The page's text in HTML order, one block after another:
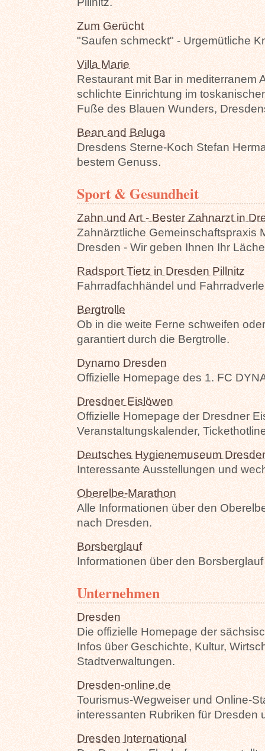
Zum Gerücht
"Saufen schmeckt" - Urgemütliche
Villa Marie
Restaurant mit Bar in mediterranem
schlichte Einrichtung im
Fuße des Blauen Wunders,
Bean and Beluga
Dresdens Sterne-Koch Stefan
bestem Genuss.
Sport & Gesundheit
Zahn und Art - Bester Zahnarzt in
Zahnärztliche Gemeinschaftspraxis
Dresden - Wir geben Ihnen Ihr
Radsport Tietz in Dresden Pillnitz
Fahrradfachhändel und
Bergtrolle
Ob in die weite Ferne schweifen
garantiert durch die Bergtrolle.
Dynamo Dresden
Offizielle Homepage des 1. FC
Dresdner Eislöwen
Offizielle Homepage der Dresdner
Veranstaltungskalender,
Deutsches Hygienemuseum
Interessante Ausstellungen und
Oberelbe-Marathon
Alle Informationen über den
nach Dresden.
Borsberglauf
Informationen über den
Unternehmen
Dresden
Die offizielle Homepage der
Infos über Geschichte, Kultur,
Stadtverwaltungen.
Dresden-online.de
Tourismus-Wegweiser und Online-
interessanten Rubriken für Dresden
Dresden International